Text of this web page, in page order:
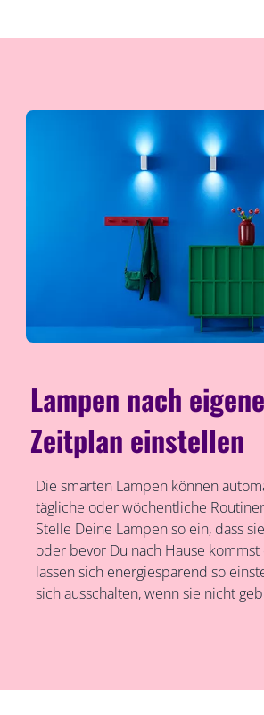
Lampen nach
Zeitplan einstellen
Die smarten Lampen können
tägliche oder wöchentliche
Stelle Deine Lampen so ein, dass
oder bevor Du nach Hause kommst
lassen sich energiesparend so
sich ausschalten, wenn sie nicht